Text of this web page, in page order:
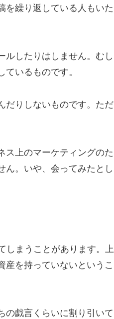
を繰り返している人もいた
ルしたりはしません。むし
いるものです。
だりしないものです。ただ
ス上のマーケティングのた
ん。いや、会ってみたとし
しまうことがあります。上
産を持っていないというこ
の戯言くらいに割り引いて